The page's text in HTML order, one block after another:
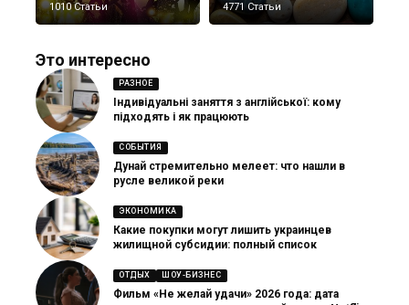
1010 Статьи 4771 Статьи
Это интересно
РАЗНОЕ
Індивідуальні заняття з англійської: кому
підходять і як працюють
СОБЫТИЯ
Дунай стремительно мелеет: что нашли в
русле великой реки
ЭКОНОМИКА
Какие покупки могут лишить украинцев
жилищной субсидии: полный список
ОТДЫХ ШОУ-БИЗНЕС
Фильм «Не желай удачи» 2026 года: дата